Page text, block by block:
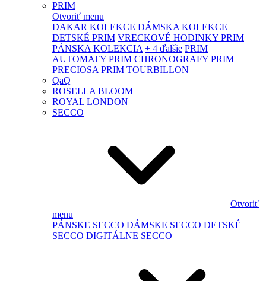
PRIM
Otvoriť menu
DAKAR KOLEKCE DÁMSKA KOLEKCE
DETSKÉ PRIM VRECKOVÉ HODINKY PRIM
PÁNSKA KOLEKCIA + 4 ďalšie PRIM
AUTOMATY PRIM CHRONOGRAFY PRIM
PRECIOSA PRIM TOURBILLON
QaQ
ROSELLA BLOOM
ROYAL LONDON
SECCO
Otvoriť
menu
PÁNSKE SECCO DÁMSKE SECCO DETSKÉ
SECCO DIGITÁLNE SECCO